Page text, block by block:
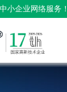
小企业网络服务！